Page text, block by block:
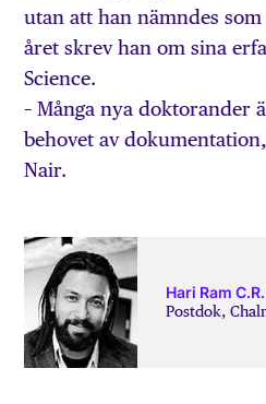
utan att han nämndes
året skrev han om sina
Science.
– Många nya doktorander
behovet av
Nair.
Hari Ram
Postdok,